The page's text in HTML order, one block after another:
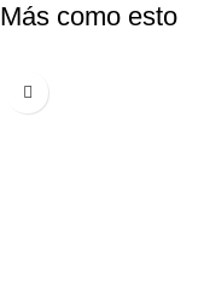
Más como esto